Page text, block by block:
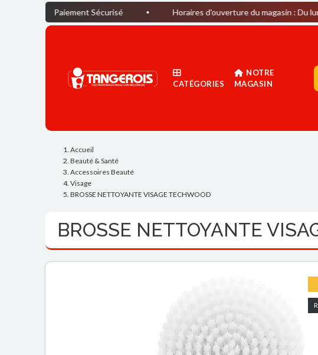
Paiement Sécurisé Horaires d'ouverture du magasin : Du lundi au
CATÉGORIES
NOTRE
MAGASIN
Accueil
Beauté & Santé
Accessoires Beauté
Visage
BROSSE NETTOYANTE VISAGE TECHWOOD
BROSSE NETTOYANTE